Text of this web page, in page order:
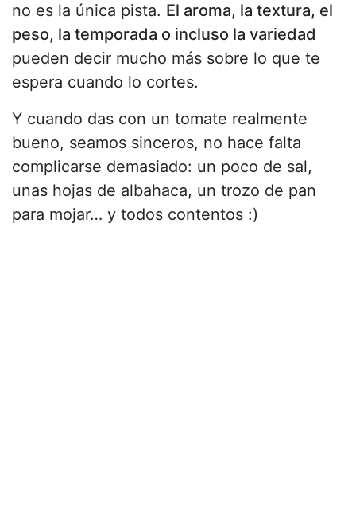
no es la única pista. El aroma, la textura, el
peso, la temporada o incluso la variedad
pueden decir mucho más sobre lo que te
espera cuando lo cortes.
Y cuando das con un tomate realmente
bueno, seamos sinceros, no hace falta
complicarse demasiado: un poco de sal,
unas hojas de albahaca, un trozo de pan
para mojar… y todos contentos :)